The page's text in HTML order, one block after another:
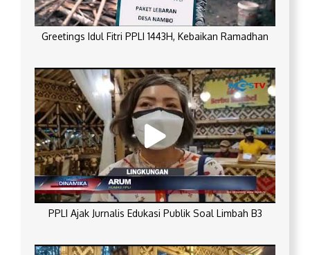
Greetings Idul Fitri PPLI 1443H, Kebaikan Ramadhan
PPLI Ajak Jurnalis Edukasi Publik Soal Limbah B3